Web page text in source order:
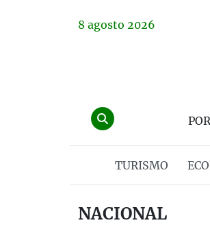
8 agosto 2026
TURISMO
NACIONAL